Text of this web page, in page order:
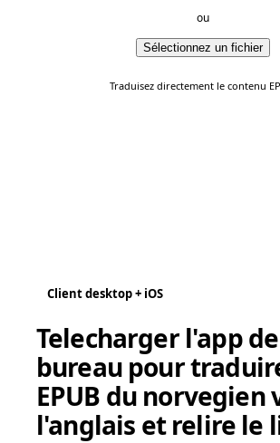
ou
Sélectionnez un fichier
Traduisez directement le contenu
Client desktop + iOS
Telecharger l'app de
bureau pour
EPUB du norvegien
l'anglais et relire le